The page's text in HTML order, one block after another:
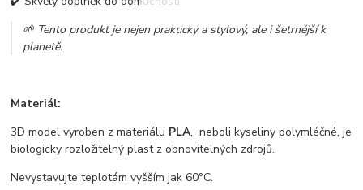
🌱 Tento produkt je nejen praktický a stylový, ale i šetrnější k
planetě.
Materiál:
3D model vyroben z materiálu PLA, neboli kyseliny polymléčné, je
biologicky rozložitelný plast z obnovitelných zdrojů.
Nevystavujte teplotám vyšším jak 60°C.